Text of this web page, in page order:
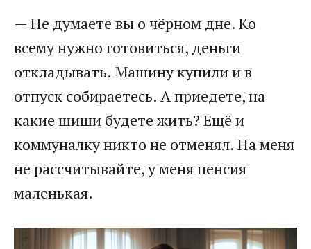
— Не думаете вы о чёрном дне. Ко
всему нужно готовиться, деньги
откладывать. Машину купили и в
отпуск собираетесь. А приедете, на
какие шиши будете жить? Ещё и
коммуналку никто не отменял. На меня
не рассчитывайте, у меня пенсия
маленькая.